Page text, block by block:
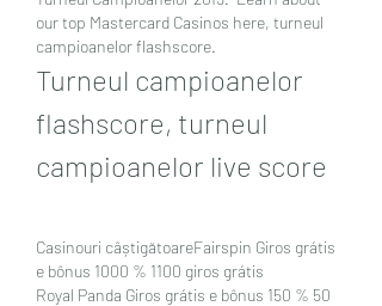
our top Mastercard Casinos here, turneul
campioanelor flashscore.
Turneul campioanelor
flashscore, turneul
campioanelor live score
Casinouri câștigătoareFairspin Giros grátis
e bônus 1000 % 1100 giros grátis
Royal Panda Giros grátis e bônus 150 % 50